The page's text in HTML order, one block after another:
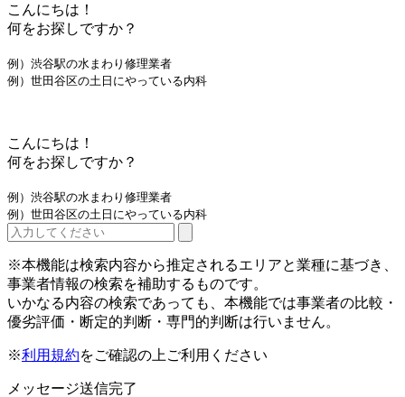
こんにちは！
何をお探しですか？
例）渋谷駅の水まわり修理業者
例）世田谷区の土日にやっている内科
こんにちは！
何をお探しですか？
例）渋谷駅の水まわり修理業者
例）世田谷区の土日にやっている内科
※本機能は検索内容から推定されるエリアと業種に基づき、
事業者情報の検索を補助するものです。
いかなる内容の検索であっても、本機能では事業者の比較・
優劣評価・断定的判断・専門的判断は行いません。
※利用規約をご確認の上ご利用ください
メッセージ送信完了